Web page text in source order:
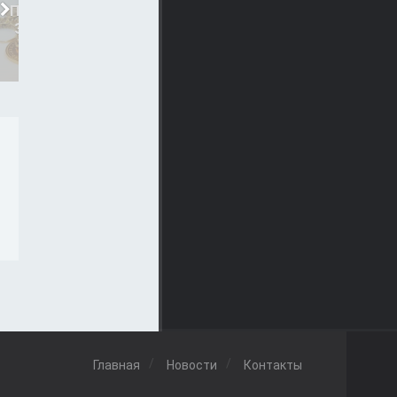
ПОСТРОЯТ ЮВЕЛИРНЫЙ
ЗАВОД СТОИМОСТЬЮ..
Главная Новости Контакты